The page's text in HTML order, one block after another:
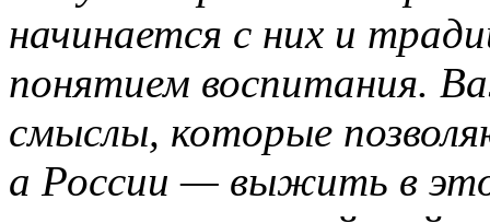
начинается с них и
понятием воспитания.
смыслы, которые
а России — выжить в